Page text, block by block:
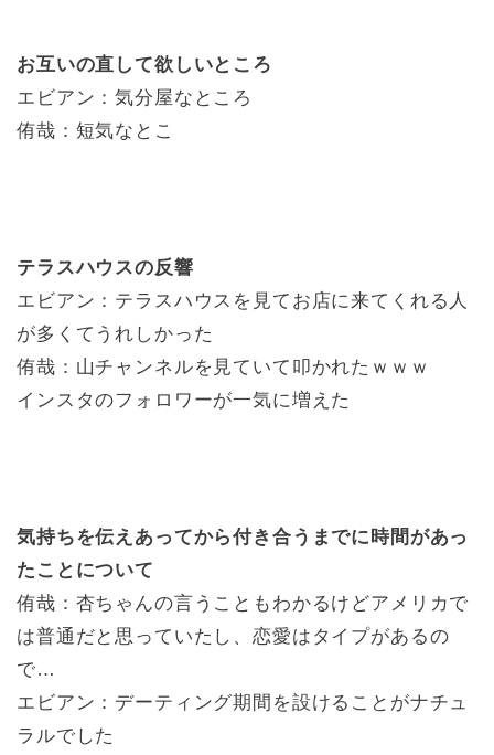
お互いの直して欲しいところ
エビアン：気分屋なところ
侑哉：短気なとこ
テラスハウスの反響
エビアン：テラスハウスを見てお店に来てくれる人
が多くてうれしかった
侑哉：山チャンネルを見ていて叩かれたｗｗｗ
インスタのフォロワーが一気に増えた
気持ちを伝えあってから付き合うまでに時間があっ
たことについて
侑哉：杏ちゃんの言うこともわかるけどアメリカで
は普通だと思っていたし、恋愛はタイプがあるの
で…
エビアン：デーティング期間を設けることがナチュ
ラルでした